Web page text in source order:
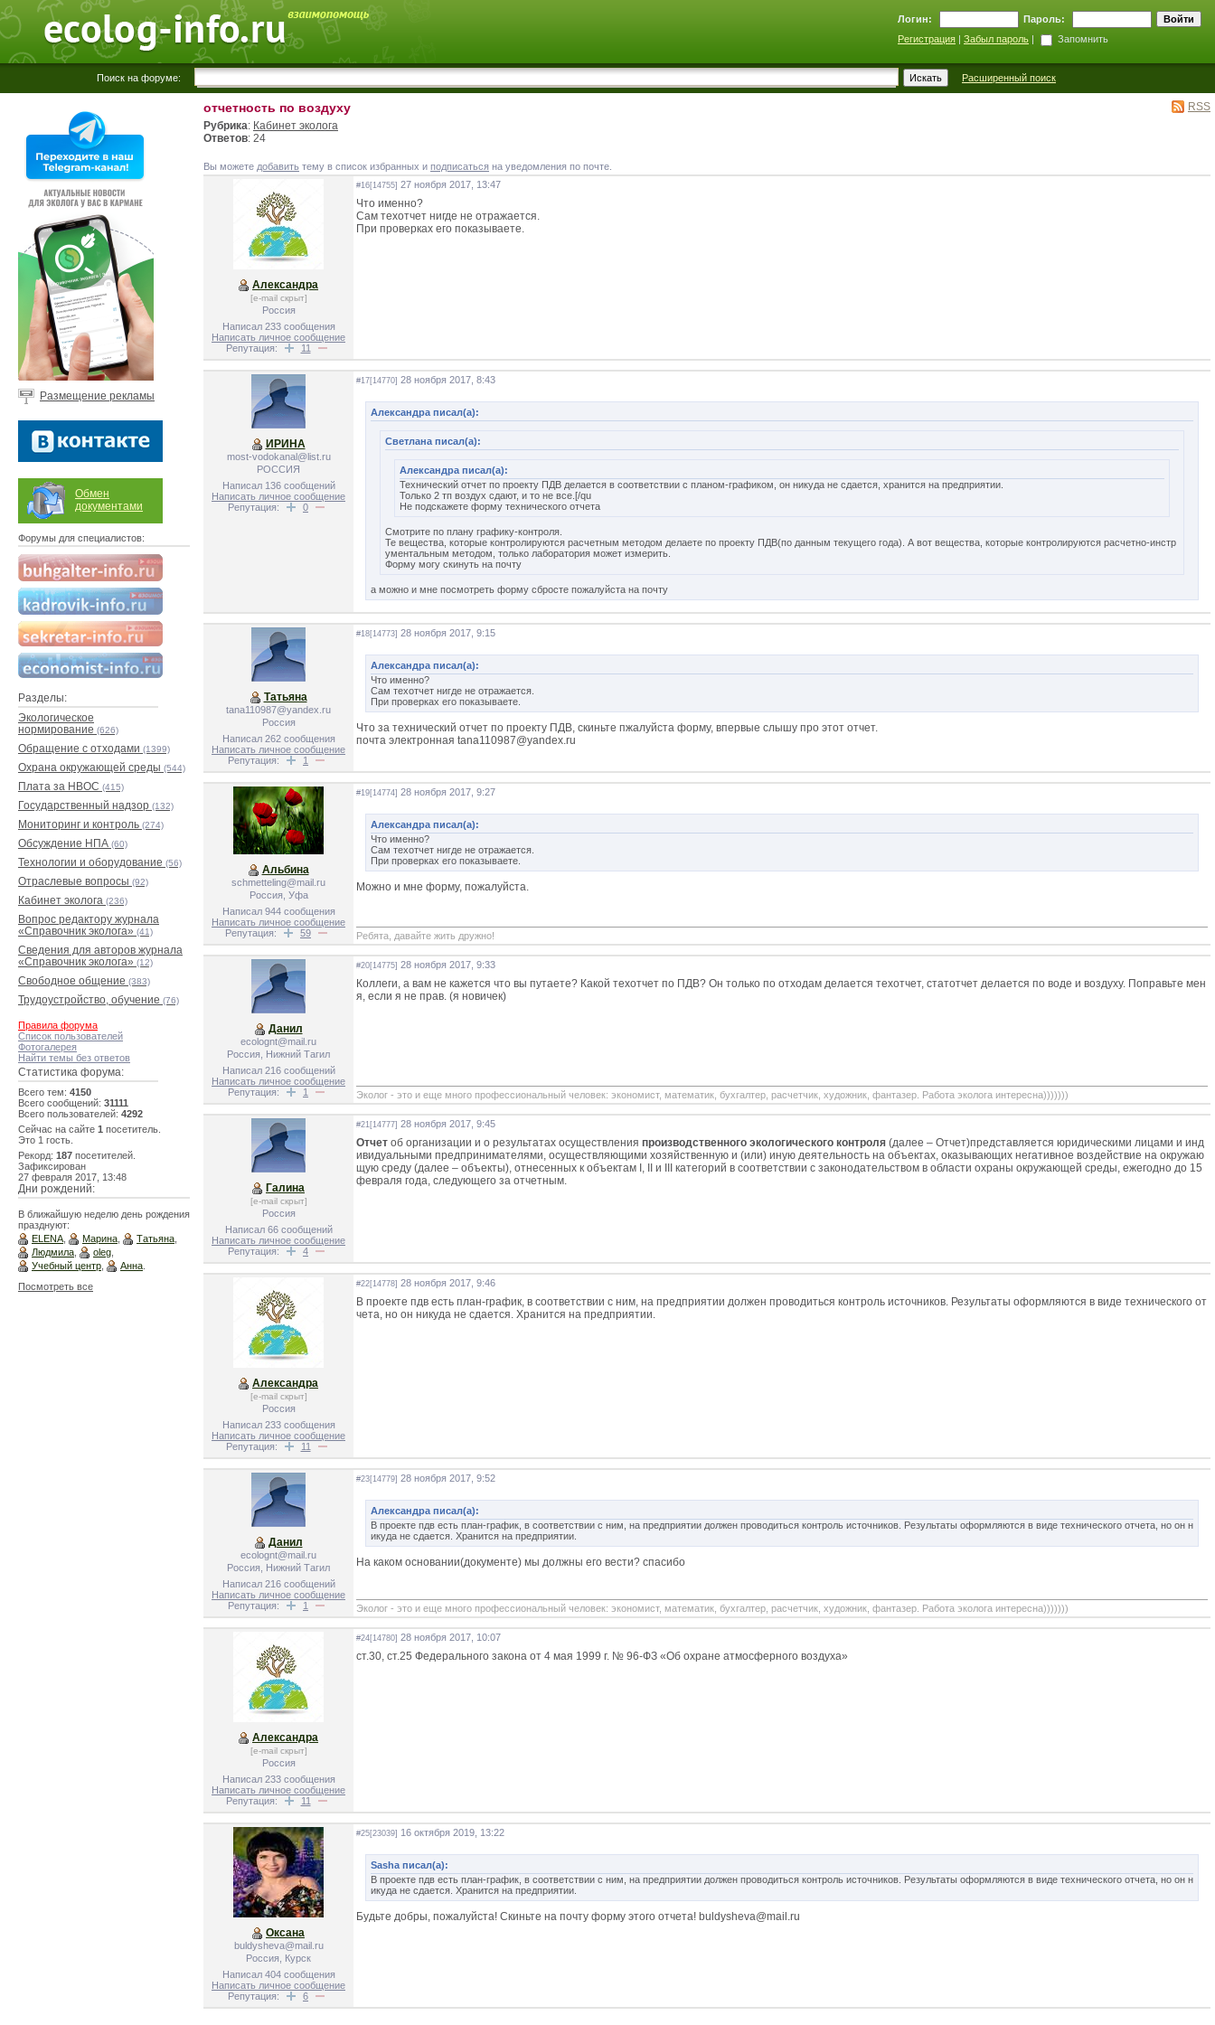
Логин:
Пароль:
Регистрация
Забыл пароль Запомнить
Поиск на форуме: Расширенный поиск
Размещение рекламы
Обмен
документами
Форумы для специалистов:
Разделы:
Экологическое
нормирование (626)
Обращение с отходами (1399)
Охрана окружающей среды (544)
Плата за НВОС (415)
Государственный надзор (132)
Мониторинг и контроль (274)
Обсуждение НПА (60)
Технологии и оборудование (56)
Отраслевые вопросы (92)
Кабинет эколога (236)
Вопрос редактору журнала
«Справочник эколога» (41)
Сведения для авторов журнала
«Справочник эколога» (12)
Свободное общение (383)
Трудоустройство, обучение (76)
Правила форума
Список пользователей
Фотогалерея
Найти темы без ответов
Статистика форума:
Всего тем: 4150
Всего сообщений: 31111
Всего пользователей: 4292
Сейчас на сайте 1 посетитель.
Это 1 гость.
Рекорд: 187 посетителей.
Зафиксирован
27 февраля 2017, 13:48
Дни рождений:
В ближайшую неделю день рождения
празднуют:
ELENA
Марина Татьяна
Людмила
oleg
Учебный центр
Анна
Посмотреть все
RSS
отчетность по воздуху
Рубрика: Кабинет эколога
Ответов: 24
Вы можете добавить тему в список избранных и подписаться на уведомления по почте.
Александра
[e-mail скрыт]
Россия
Написал 233 сообщения
Написать личное сообщение
Репутация:
11
#16[14755] 27 ноября 2017, 13:47
Что именно?
Сам техотчет нигде не отражается.
При проверках его показываете.
ИРИНА
most-vodokanal@list.ru
РОССИЯ
Написал 136 сообщений
Написать личное сообщение
Репутация:
0
#17[14770] 28 ноября 2017, 8:43
Александра писал(а):
Светлана писал(а):
Александра писал(а):
Технический отчет по проекту ПДВ делается в соответствии с планом-графиком, он никуда не сдается, хранится на предприятии.
Только 2 тп воздух сдают, и то не все.[/qu
Не подскажете форму технического отчета
Смотрите по плану графику-контроля.
Те вещества, которые контролируются расчетным методом делаете по проекту ПДВ(по данным текущего года). А вот вещества, которые контролируются расчетно-инстр
ументальным методом, только лаборатория может измерить.
Форму могу скинуть на почту
а можно и мне посмотреть форму сбросте пожалуйста на почту
Татьяна
tana110987@yandex.ru
Россия
Написал 262 сообщения
Написать личное сообщение
Репутация:
1
#18[14773] 28 ноября 2017, 9:15
Александра писал(а):
Что именно?
Сам техотчет нигде не отражается.
При проверках его показываете.
Что за технический отчет по проекту ПДВ, скиньте пжалуйста форму, впервые слышу про этот отчет.
почта электронная tana110987@yandex.ru
Альбина
schmetteling@mail.ru
Россия, Уфа
Написал 944 сообщения
Написать личное сообщение
Репутация:
59
#19[14774] 28 ноября 2017, 9:27
Александра писал(а):
Что именно?
Сам техотчет нигде не отражается.
При проверках его показываете.
Можно и мне форму, пожалуйста.
Ребята, давайте жить дружно!
Данил
ecolognt@mail.ru
Россия, Нижний Тагил
Написал 216 сообщений
Написать личное сообщение
Репутация:
1
#20[14775] 28 ноября 2017, 9:33
Коллеги, а вам не кажется что вы путаете? Какой техотчет по ПДВ? Он только по отходам делается техотчет, статотчет делается по воде и воздуху. Поправьте мен
я, если я не прав. (я новичек)
Эколог - это и еще много профессиональный человек: экономист, математик, бухгалтер, расчетчик, художник, фантазер. Работа эколога интересна)))))))
Галина
[e-mail скрыт]
Россия
Написал 66 сообщений
Написать личное сообщение
Репутация:
4
#21[14777] 28 ноября 2017, 9:45
Отчет об организации и о результатах осуществления производственного экологического контроля (далее – Отчет)представляется юридическими лицами и инд
ивидуальными предпринимателями, осуществляющими хозяйственную и (или) иную деятельность на объектах, оказывающих негативное воздействие на окружаю
щую среду (далее – объекты), отнесенных к объектам I, II и III категорий в соответствии с законодательством в области охраны окружающей среды, ежегодно до 15
февраля года, следующего за отчетным.
Александра
[e-mail скрыт]
Россия
Написал 233 сообщения
Написать личное сообщение
Репутация:
11
#22[14778] 28 ноября 2017, 9:46
В проекте пдв есть план-график, в соответствии с ним, на предприятии должен проводиться контроль источников. Результаты оформляются в виде технического от
чета, но он никуда не сдается. Хранится на предприятии.
Данил
ecolognt@mail.ru
Россия, Нижний Тагил
Написал 216 сообщений
Написать личное сообщение
Репутация:
1
#23[14779] 28 ноября 2017, 9:52
Александра писал(а):
В проекте пдв есть план-график, в соответствии с ним, на предприятии должен проводиться контроль источников. Результаты оформляются в виде технического отчета, но он н
икуда не сдается. Хранится на предприятии.
На каком основании(документе) мы должны его вести? спасибо
Эколог - это и еще много профессиональный человек: экономист, математик, бухгалтер, расчетчик, художник, фантазер. Работа эколога интересна)))))))
Александра
[e-mail скрыт]
Россия
Написал 233 сообщения
Написать личное сообщение
Репутация:
11
#24[14780] 28 ноября 2017, 10:07
ст.30, ст.25 Федерального закона от 4 мая 1999 г. № 96-ФЗ «Об охране атмосферного воздуха»
Оксана
buldysheva@mail.ru
Россия, Курск
Написал 404 сообщения
Написать личное сообщение
Репутация:
6
#25[23039] 16 октября 2019, 13:22
Sasha писал(а):
В проекте пдв есть план-график, в соответствии с ним, на предприятии должен проводиться контроль источников. Результаты оформляются в виде технического отчета, но он н
икуда не сдается. Хранится на предприятии.
Будьте добры, пожалуйста! Скиньте на почту форму этого отчета! buldysheva@mail.ru